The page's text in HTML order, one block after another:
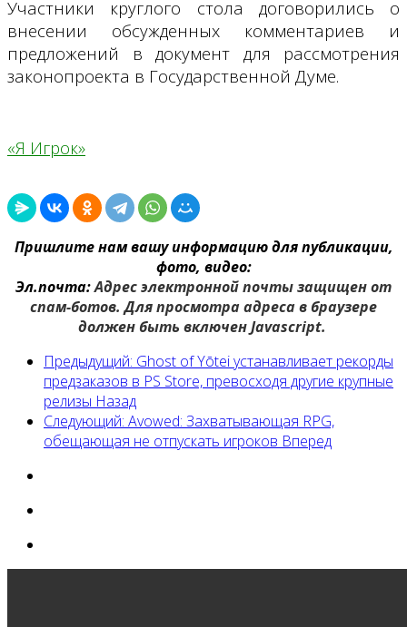
Участники круглого стола договорились о
внесении обсужденных комментариев и
предложений в документ для рассмотрения
законопроекта в Государственной Думе.
«Я Игрок»
Пришлите нам вашу информацию для публикации,
фото, видео:
Эл.почта:Адрес электронной почты защищен от
спам-ботов. Для просмотра адреса в браузере
должен быть включен Javascript.
Предыдущий: Ghost of Yōtei устанавливает рекорды
предзаказов в PS Store, превосходя другие крупные
релизы Назад
Следующий: Avowed: Захватывающая RPG,
обещающая не отпускать игроков Вперед